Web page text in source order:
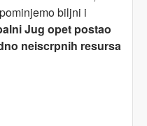
biljni i
Jug opet postao
neiscrpnih resursa